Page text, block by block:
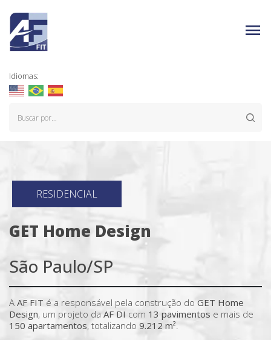
Idiomas:
RESIDENCIAL
GET Home Design
São Paulo/SP
A AF FIT é a responsável pela construção do GET Home
Design, um projeto da AF DI com 13 pavimentos e mais de
150 apartamentos, totalizando 9.212 m².